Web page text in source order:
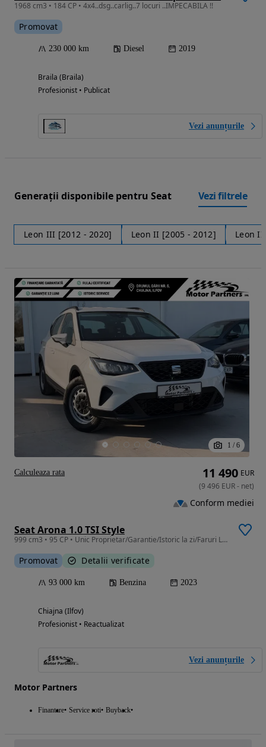
1968 cm3 • 184 CP • 4x4..dsg..carlig..7 locuri ..IMPECABILA !!
Promovat
230 000 km Diesel 2019
Braila (Braila)
Profesionist • Publicat
Vezi anunțurile
Generații disponibile pentru Seat Vezi filtrele
Leon III [2012 - 2020] Leon II [2005 - 2012] Leon
1 / 6
Seat Arona 1.0 TSI Style
999 cm3 • 95 CP • Unic Proprietar/Garantie/Istoric la zi/Faruri LED/TVA Inclus
Promovat Detalii verificate
93 000 km Benzina 2023
Chiajna (Ilfov)
Profesionist • Reactualizat
Vezi anunțurile
Motor Partners
Finantare Service roti Buyback
11 490 EUR
(9 496 EUR- net)
Conform mediei
Calculeaza rata